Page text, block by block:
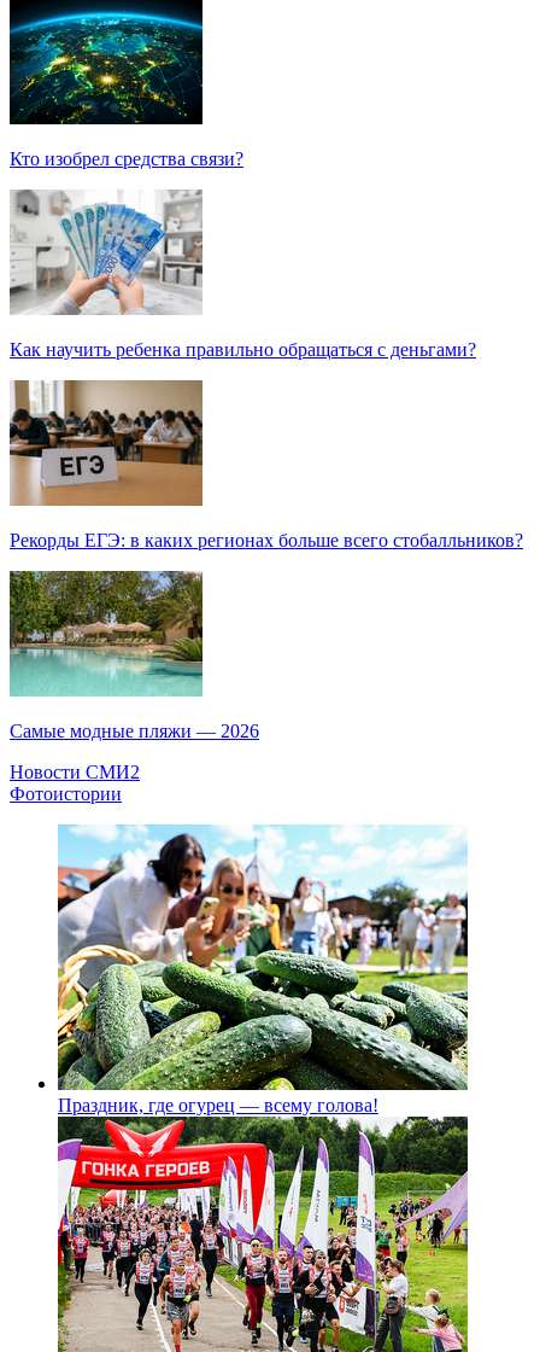
Кто изобрел средства связи?
Как научить ребенка правильно обращаться с деньгами?
Рекорды ЕГЭ: в каких регионах больше всего стобалльников?
Самые модные пляжи — 2026
Новости СМИ2
Фотоистории
Праздник, где огурец — всему голова!